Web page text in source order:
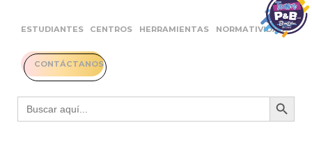
ESTUDIANTES CENTROS HERRAMIENTAS NORMATIVIDAD
CONTÁCTANOS
Buscar: Botón